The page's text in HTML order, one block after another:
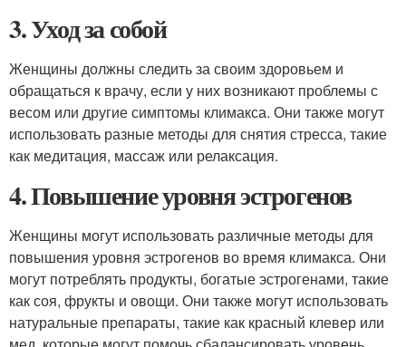
3. Уход за собой
Женщины должны следить за своим здоровьем и
обращаться к врачу, если у них возникают проблемы с
весом или другие симптомы климакса. Они также могут
использовать разные методы для снятия стресса, такие
как медитация, массаж или релаксация.
4. Повышение уровня эстрогенов
Женщины могут использовать различные методы для
повышения уровня эстрогенов во время климакса. Они
могут потреблять продукты, богатые эстрогенами, такие
как соя, фрукты и овощи. Они также могут использовать
натуральные препараты, такие как красный клевер или